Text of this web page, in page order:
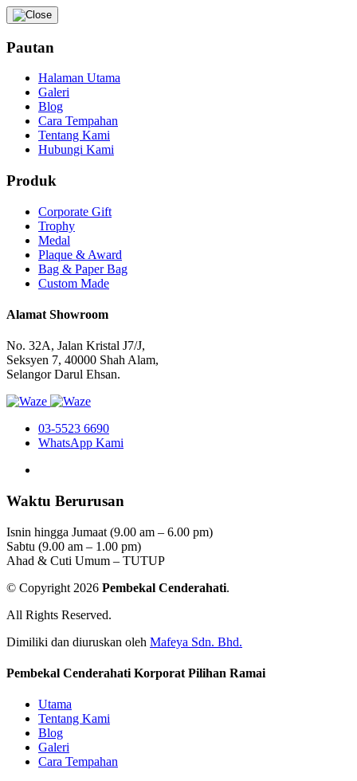
Pautan
Halaman Utama
Galeri
Blog
Cara Tempahan
Tentang Kami
Hubungi Kami
Produk
Corporate Gift
Trophy
Medal
Plaque & Award
Bag & Paper Bag
Custom Made
Alamat Showroom
No. 32A, Jalan Kristal J7/J,
Seksyen 7, 40000 Shah Alam,
Selangor Darul Ehsan.
03-5523 6690
WhatsApp Kami
Waktu Berurusan
Isnin hingga Jumaat (9.00 am – 6.00 pm)
Sabtu (9.00 am – 1.00 pm)
Ahad & Cuti Umum – TUTUP
© Copyright 2026 Pembekal Cenderahati.
All Rights Reserved.
Dimiliki dan diuruskan oleh Mafeya Sdn. Bhd.
Pembekal Cenderahati Korporat Pilihan Ramai
Utama
Tentang Kami
Blog
Galeri
Cara Tempahan